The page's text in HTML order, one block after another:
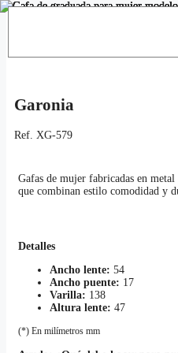
Saltar
Garonia
Ref. XG-579
Gafas de mujer fabricadas en
que combinan estilo comodidad y
Detalles
Ancho lente: 54
Ancho puente: 17
Varilla: 138
Altura lente: 47
(*) En milímetros mm